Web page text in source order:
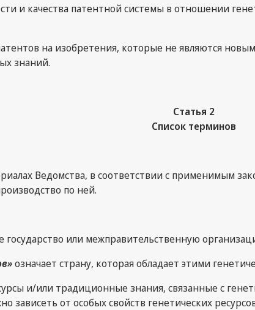
и качества патентной системы в отношении
на изобретения, которые не являются
знаний.
Статья 2
Список терминов
Ведомства, в соответствии с применимым
по ней.
государство или межправительственную
означает страну, которая обладает этими
и/или традиционные знания, связанные с
зависеть от особых свойств генетических